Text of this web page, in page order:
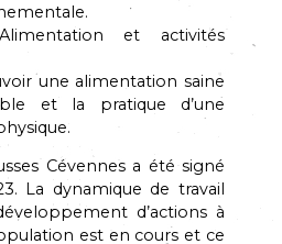
et activités
une alimentation saine
et la pratique d’une
Cévennes a été signé
La dynamique de travail
d’actions à
est en cours et ce